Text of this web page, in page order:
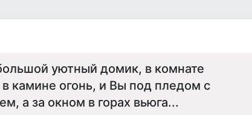
уютный домик, в комнате
камине огонь, и Вы под пледом с
а за окном в горах вьюга...